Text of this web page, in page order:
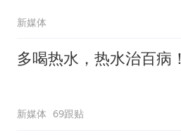
新媒体
多喝热水，热水治百病！
新媒体 69跟贴